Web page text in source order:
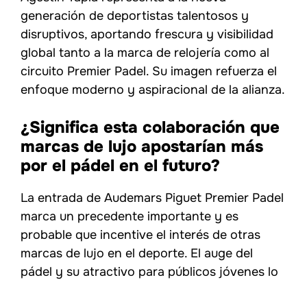
generación de deportistas talentosos y
disruptivos, aportando frescura y visibilidad
global tanto a la marca de relojería como al
circuito Premier Padel. Su imagen refuerza el
enfoque moderno y aspiracional de la alianza.
¿Significa esta colaboración que
marcas de lujo apostarían más
por el pádel en el futuro?
La entrada de Audemars Piguet Premier Padel
marca un precedente importante y es
probable que incentive el interés de otras
marcas de lujo en el deporte. El auge del
pádel y su atractivo para públicos jóvenes lo